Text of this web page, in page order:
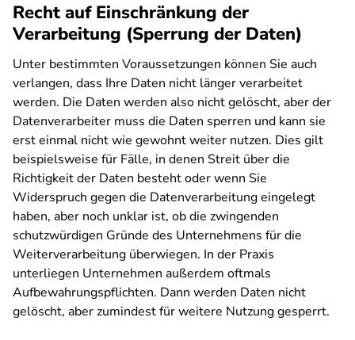
Recht auf Einschränkung der
Verarbeitung (Sperrung der Daten)
Unter bestimmten Voraussetzungen können Sie auch
verlangen, dass Ihre Daten nicht länger verarbeitet
werden. Die Daten werden also nicht gelöscht, aber der
Datenverarbeiter muss die Daten sperren und kann sie
erst einmal nicht wie gewohnt weiter nutzen. Dies gilt
beispielsweise für Fälle, in denen Streit über die
Richtigkeit der Daten besteht oder wenn Sie
Widerspruch gegen die Datenverarbeitung eingelegt
haben, aber noch unklar ist, ob die zwingenden
schutzwürdigen Gründe des Unternehmens für die
Weiterverarbeitung überwiegen. In der Praxis
unterliegen Unternehmen außerdem oftmals
Aufbewahrungspflichten. Dann werden Daten nicht
gelöscht, aber zumindest für weitere Nutzung gesperrt.